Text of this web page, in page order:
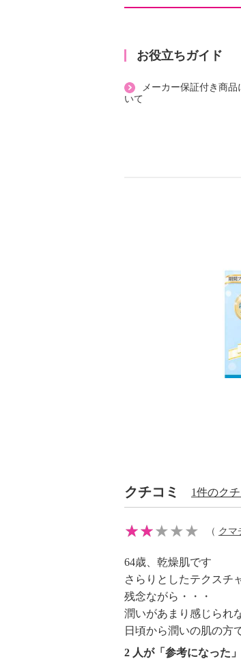
お役立ちガイド
メーカー保証付き商品
いて
クチコミ 1件のクチ
（ クマ
64歳、乾燥肌です
さらりとしたテクスチ
残念ながら・・・
潤いがあまり感じられ
日頃から潤いの肌の方
2 人が「参考になった